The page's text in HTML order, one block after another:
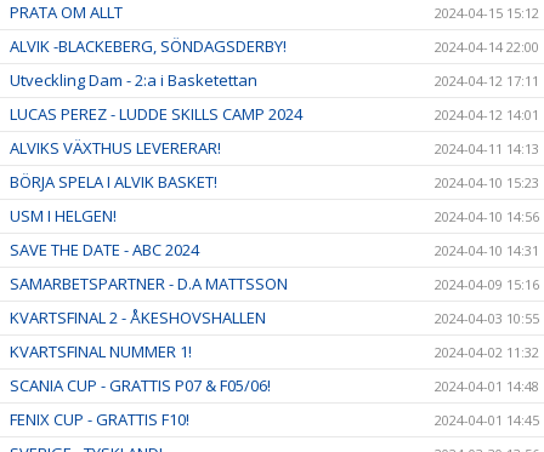
PRATA OM ALLT 2024-04-15 15:12
ALVIK -BLACKEBERG, SÖNDAGSDERBY! 2024-04-14 22:00
Utveckling Dam - 2:a i Basketettan 2024-04-12 17:11
LUCAS PEREZ - LUDDE SKILLS CAMP 2024 2024-04-12 14:01
ALVIKS VÄXTHUS LEVERERAR! 2024-04-11 14:13
BÖRJA SPELA I ALVIK BASKET! 2024-04-10 15:23
USM I HELGEN! 2024-04-10 14:56
SAVE THE DATE - ABC 2024 2024-04-10 14:31
SAMARBETSPARTNER - D.A MATTSSON 2024-04-09 15:16
KVARTSFINAL 2 - ÅKESHOVSHALLEN 2024-04-03 10:55
KVARTSFINAL NUMMER 1! 2024-04-02 11:32
SCANIA CUP - GRATTIS P07 & F05/06! 2024-04-01 14:48
FENIX CUP - GRATTIS F10! 2024-04-01 14:45